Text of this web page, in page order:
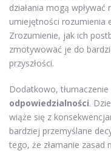
działania mogą
umiejętności rozumienia
Zrozumienie, jak ich
zmotywować je do
przyszłości.
Dodatkowo,
odpowiedzialności.
wiąże się z
bardziej przemyślane
tego, że złamanie zasad